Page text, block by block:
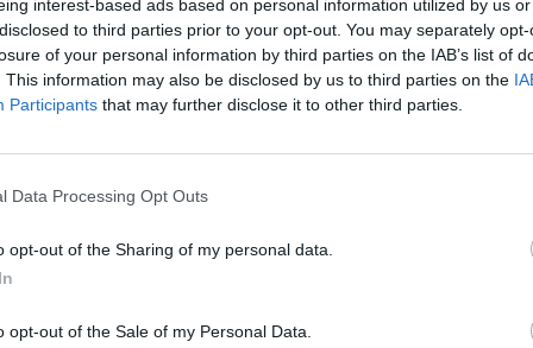
interest-based ads based on personal information utilized by us
to third parties prior to your opt-out. You may separately
of your personal information by third parties on the IAB’s list of
This information may also be disclosed by us to third parties on the
Participants that may further disclose it to other third parties.
Data Processing Opt Outs
opt-out of the Sharing of my personal data.
opt-out of the Sale of my Personal Data.
Lietuvos valdžia prokurorai
Laidos Žinios